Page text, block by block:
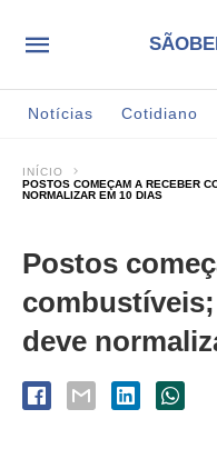
Notícias Cotidiano
INÍCIO
POSTOS COMEÇAM A RECEBER
NORMALIZAR EM 10 DIAS
Postos
deve